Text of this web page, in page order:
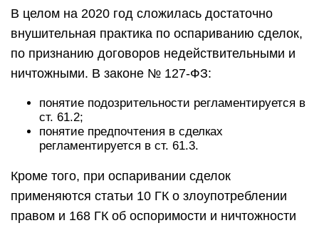
В целом на 2020 год сложилась достаточно
внушительная практика по оспариванию сделок,
по признанию договоров недействительными и
ничтожными. В законе № 127-ФЗ:
понятие подозрительности регламентируется в
ст. 61.2;
понятие предпочтения в сделках
регламентируется в ст. 61.3.
Кроме того, при оспаривании сделок
применяются статьи 10 ГК о злоупотреблении
правом и 168 ГК об оспоримости и ничтожности